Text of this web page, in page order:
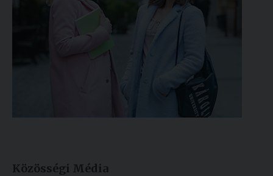
Közösségi Média